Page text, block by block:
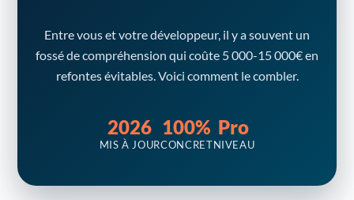
Entre vous et votre développeur, il y a souvent un
fossé de compréhension qui coûte 5 000-15 000€ en
refontes évitables. Voici comment le combler.
2026
MIS À JOUR
100%
CONCRET
Pro
NIVEAU